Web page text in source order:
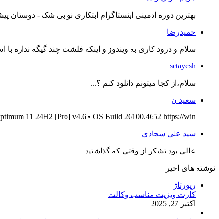
بهترین دوره ادمینی اینستاگرام ابتکاری نو بی شک - دوستان
حمیدرضا
سلام و درود کاری به ویندوز و اینکه فلشت چند گیگه نداره با
setayesh
سلام،از کجا میتونم دانلود کنم ؟...
سعید ن
11 24H2 [Pro] v4.6 • OS Build 26100.4652 https://win...
سید علی سجادی
عالی بود تشکر از وقتی که گذاشتید...
نوشته های اخیر
رپورتاژ
کارت ویزیت مناسب وکالت
اکتبر 27, 2025